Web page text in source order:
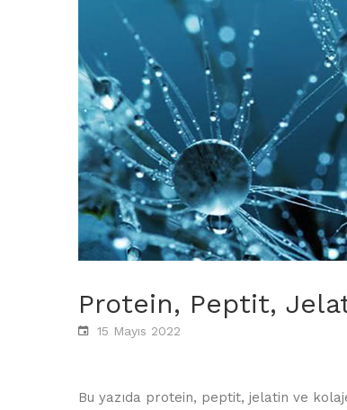
Protein, Peptit,
15 Mayıs 2022
Bu yazıda protein, peptit, jelatin ve